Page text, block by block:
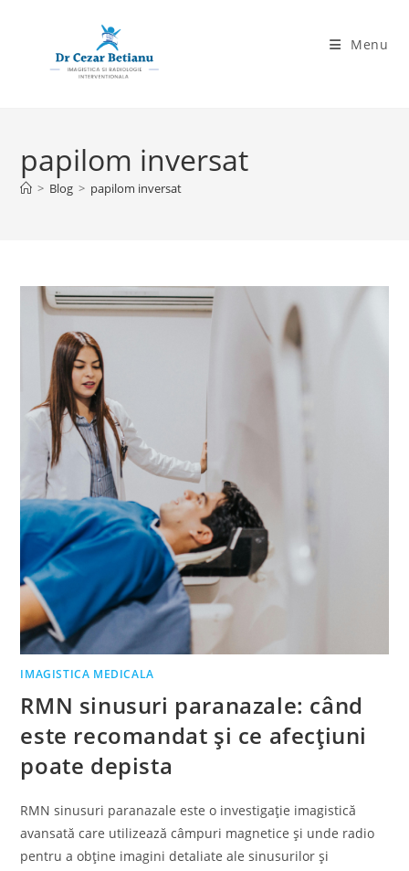
Menu
papilom inversat
> Blog > papilom inversat
IMAGISTICA MEDICALA
RMN sinusuri paranazale: când
este recomandat și ce afecțiuni
poate depista
RMN sinusuri paranazale este o investigație imagistică
avansată care utilizează câmpuri magnetice și unde radio
pentru a obține imagini detaliate ale sinusurilor și